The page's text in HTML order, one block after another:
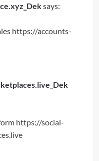
says:
https://accounts-
https://social-